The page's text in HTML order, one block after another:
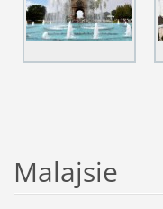
Malajsie